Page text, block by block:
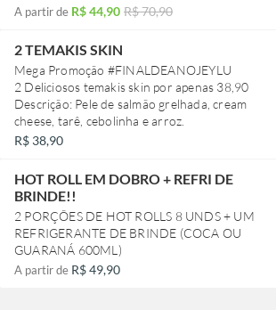
A partir de R$ 44,90 R$ 70,90
2 TEMAKIS SKIN
Mega Promoção #FINALDEANOJEYLU
2 Deliciosos temakis skin por apenas 38,90
Descrição: Pele de salmão grelhada, cream
cheese, tarê, cebolinha e arroz.
R$ 38,90
HOT ROLL EM DOBRO + REFRI DE
BRINDE!!
2 PORÇÕES DE HOT ROLLS 8 UNDS + UM
REFRIGERANTE DE BRINDE (COCA OU
GUARANÁ 600ML)
A partir de R$ 49,90